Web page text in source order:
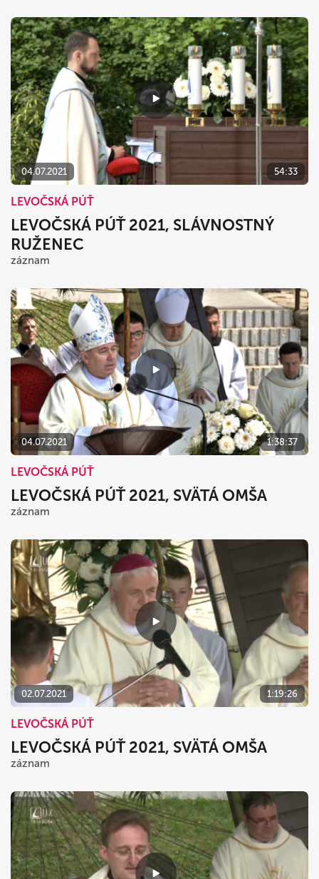
04.07.2021 54:33
LEVOČSKÁ PÚŤ
LEVOČSKÁ PÚŤ 2021, SLÁVNOSTNÝ
RUŽENEC
záznam
04.07.2021 1:38:37
LEVOČSKÁ PÚŤ
LEVOČSKÁ PÚŤ 2021, SVÄTÁ OMŠA
záznam
02.07.2021 1:19:26
LEVOČSKÁ PÚŤ
LEVOČSKÁ PÚŤ 2021, SVÄTÁ OMŠA
záznam